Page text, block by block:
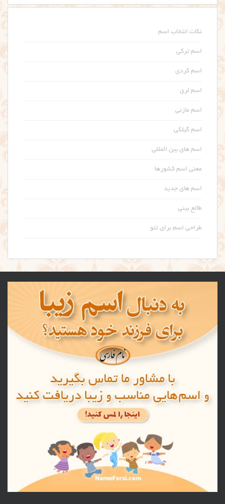
نکات انتخاب اسم
اسم ترکی
اسم کردی
اسم لری
اسم مازنی
اسم گیلکی
اسم های بین المللی
معنی اسم کشورها
اسم های جدید
طالع بینی
طراحی اسم برای تتو